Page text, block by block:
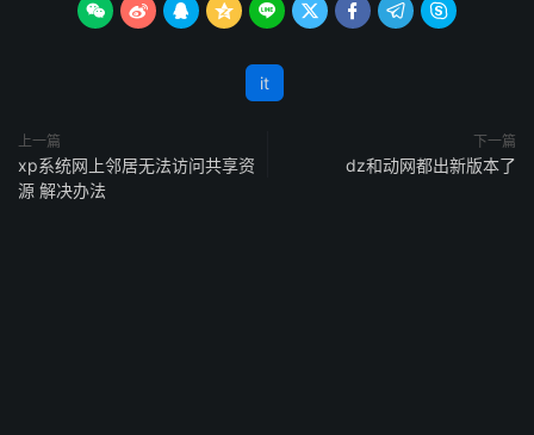
        
it
上一篇
xp系统网上邻居无法访问共享资
源 解决办法
下一篇
dz和动网都出新版本了